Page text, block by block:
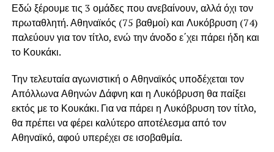
Εδώ ξέρουμε τις 3 ομάδες που ανεβαίνουν, αλλά όχι τον
πρωταθλητή. Αθηναϊκός (75 βαθμοί) και Λυκόβρυση (74)
παλεύουν για τον τίτλο, ενώ την άνοδο ε΄χει πάρει ήδη και
το Κουκάκι.
Την τελευταία αγωνιστική ο Αθηναϊκός υποδέχεται τον
Απόλλωνα Αθηνών Δάφνη και η Λυκόβρυση θα παίξει
εκτός με το Κουκάκι. Για να πάρει η Λυκόβρυση τον τίτλο,
θα πρέπει να φέρει καλύτερο αποτέλεσμα από τον
Αθηναϊκό, αφού υπερέχει σε ισοβαθμία.